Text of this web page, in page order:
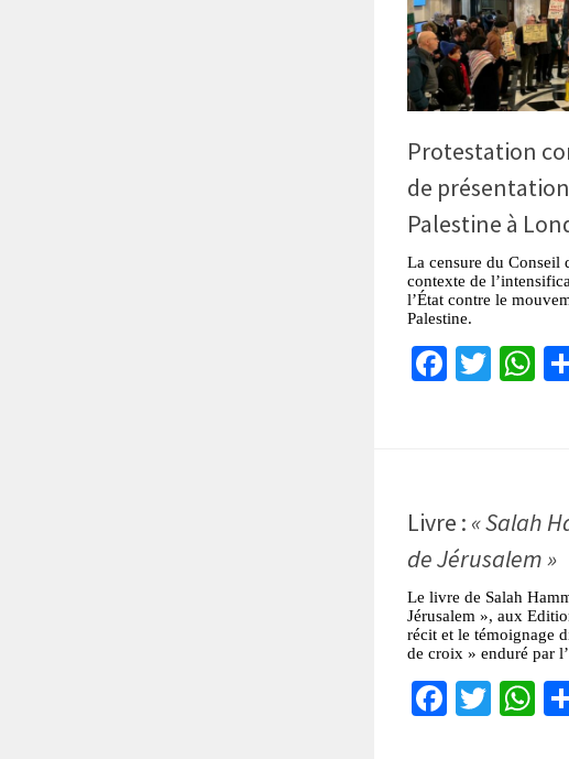
Protestation
de
Palestine à
La censure du Conseil
contexte de
l’État contre le
Palestine.
Livre : « Salah
de Jérusalem »
Le livre de Salah
Jérusalem », aux
récit et le témoignage
de croix » enduré par